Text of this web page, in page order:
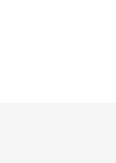
и т.д. После
Сергей с